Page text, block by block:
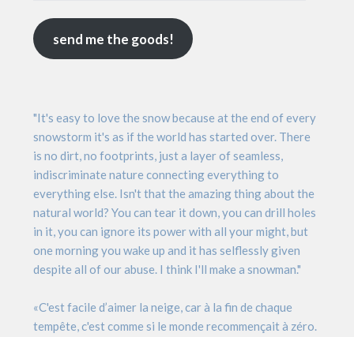
send me the goods!
"It's easy to love the snow because at the end of every
snowstorm it's as if the world has started over. There
is no dirt, no footprints, just a layer of seamless,
indiscriminate nature connecting everything to
everything else. Isn't that the amazing thing about the
natural world? You can tear it down, you can drill holes
in it, you can ignore its power with all your might, but
one morning you wake up and it has selflessly given
despite all of our abuse. I think I'll make a snowman."
«C'est facile d’aimer la neige, car à la fin de chaque
tempête, c'est comme si le monde recommençait à zéro.